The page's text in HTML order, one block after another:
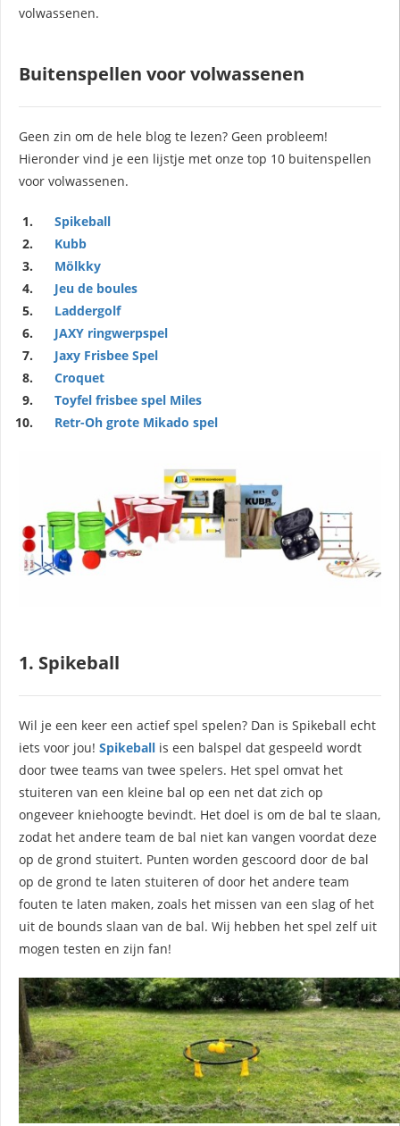
volwassenen.
Buitenspellen voor volwassenen
Geen zin om de hele blog te lezen? Geen probleem!
Hieronder vind je een lijstje met onze top 10 buitenspellen
voor volwassenen.
Spikeball
Kubb
Mölkky
Jeu de boules
Laddergolf
JAXY ringwerpspel
Jaxy Frisbee Spel
Croquet
Toyfel frisbee spel Miles
Retr-Oh grote Mikado spel
1. Spikeball
Wil je een keer een actief spel spelen? Dan is Spikeball echt
iets voor jou! Spikeball is een balspel dat gespeeld wordt
door twee teams van twee spelers. Het spel omvat het
stuiteren van een kleine bal op een net dat zich op
ongeveer kniehoogte bevindt. Het doel is om de bal te slaan,
zodat het andere team de bal niet kan vangen voordat deze
op de grond stuitert. Punten worden gescoord door de bal
op de grond te laten stuiteren of door het andere team
fouten te laten maken, zoals het missen van een slag of het
uit de bounds slaan van de bal. Wij hebben het spel zelf uit
mogen testen en zijn fan!